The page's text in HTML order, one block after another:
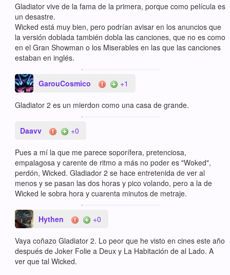
Gladiator vive de la fama de la primera, porque como película es
un desastre.
Wicked está muy bien, pero podrían avisar en los anuncios que
la versión doblada también dobla las canciones, que no es como
en el Gran Showman o los Miserables en las que las canciones
estaban en inglés.
GarouCosmico +1
Gladiator 2 es un mierdon como una casa de grande.
Daavv +0
Pues a mí la que me parece soporífera, pretenciosa,
empalagosa y carente de ritmo a más no poder es "Woked",
perdón, Wicked. Gladiador 2 se hace entretenida de ver al
menos y se pasan las dos horas y pico volando, pero a la de
Wicked le sobra hora y cuarenta minutos de metraje.
Hythen +0
Vaya coñazo Gladiator 2. Lo peor que he visto en cines este año
después de Joker Folie a Deux y La Habitación de al Lado. A
ver que tal Wicked.